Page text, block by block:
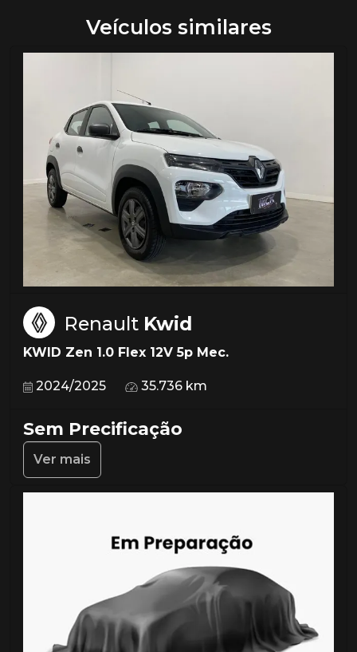
Veículos similares
Renault Kwid
KWID Zen 1.0 Flex 12V 5p Mec.
2024/2025 35.736 km
Sem Precificação
Ver mais